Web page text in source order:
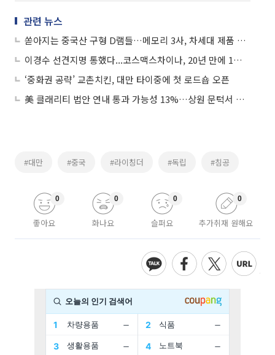
관련 뉴스
쏟아지는 중국산 구형 D램들…메모리 3사, 차세대 제품 주력해야 하는 이유
이경수 선견지명 통했다...코스맥스차이나, 20년 만에 1위 ODM사 우뚝
‘중화권 공략’ 교촌치킨, 대만 타이중에 첫 로드숍 오픈
美 클래리티 법안 연내 통과 가능성 13%…상원 문턱서 제동
#대만 #중국 #라이칭더 #독립 #침공
좋아요
0
화나요
0
슬퍼요
0
추가취재 원해요
0